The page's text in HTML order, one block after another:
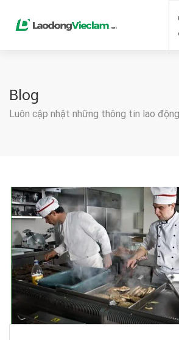
Blog
Luôn cập nhật những thông tin lao